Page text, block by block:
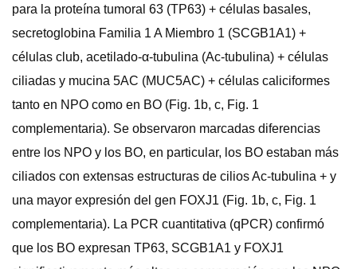
para la proteína tumoral 63 (TP63) + células basales,
secretoglobina Familia 1 A Miembro 1 (SCGB1A1) +
células club, acetilado-α-tubulina (Ac-tubulina) + células
ciliadas y mucina 5AC (MUC5AC) + células caliciformes
tanto en NPO como en BO (Fig. 1b, c, Fig. 1
complementaria). Se observaron marcadas diferencias
entre los NPO y los BO, en particular, los BO estaban más
ciliados con extensas estructuras de cilios Ac-tubulina + y
una mayor expresión del gen FOXJ1 (Fig. 1b, c, Fig. 1
complementaria). La PCR cuantitativa (qPCR) confirmó
que los BO expresan TP63, SCGB1A1 y FOXJ1